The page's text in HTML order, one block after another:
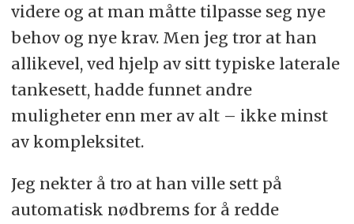
videre og at man måtte tilpasse seg nye
behov og nye krav. Men jeg tror at han
allikevel, ved hjelp av sitt typiske laterale
tankesett, hadde funnet andre
muligheter enn mer av alt – ikke minst
av kompleksitet.
Jeg nekter å tro at han ville sett på
automatisk nødbrems for å redde